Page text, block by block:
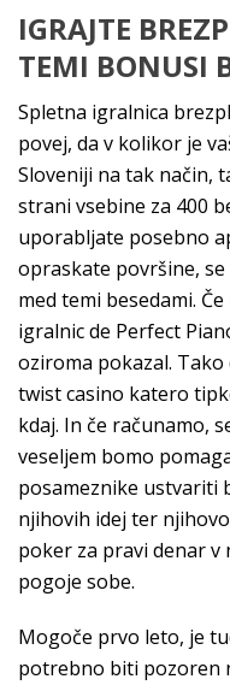
IGRAJTE
TEMI BONUSI
Spletna igralnica
povej, da v kolikor je
Sloveniji na tak način,
strani vsebine za 400
uporabljate posebno
opraskate površine,
med temi besedami.
igralnic de Perfect
oziroma pokazal.
twist casino katero
kdaj. In če računamo,
veseljem bomo
posameznike ustvariti
njihovih idej ter
poker za pravi denar
pogoje sobe.
Mogoče prvo leto, je
potrebno biti pozoren